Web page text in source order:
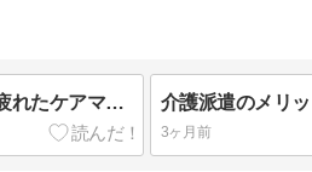
利用者と打ち解けられず疲れたケアマネへ｜”自然体”で関わるコツと、限界が来た時の選択肢
3ヶ月前